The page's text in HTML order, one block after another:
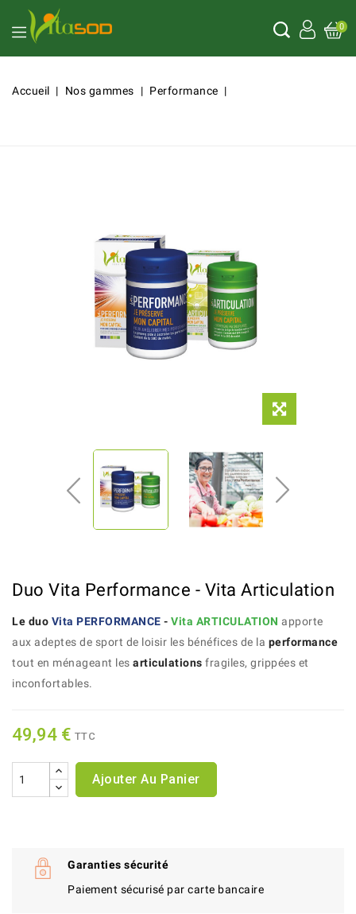
0
Accueil Nos gammes Performance
Duo Vita Performance - Vita Articulation
Le duo Vita PERFORMANCE - Vita ARTICULATION apporte
aux adeptes de sport de loisir les bénéfices de la performance
tout en ménageant les articulations fragiles, grippées et
inconfortables.
49,94 € TTC
Ajouter Au Panier
Garanties sécurité
Paiement sécurisé par carte bancaire